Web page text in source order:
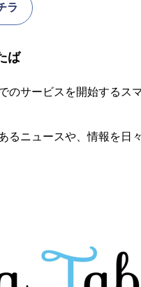
ラ
ば
のサービスを開始するス
るニュースや、情報を日